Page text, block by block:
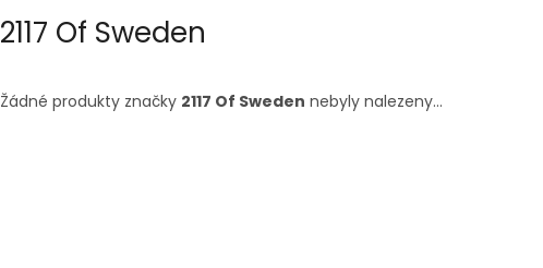
2117 Of Sweden
Žádné produkty značky 2117 Of Sweden nebyly nalezeny...